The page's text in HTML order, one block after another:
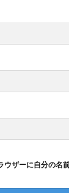
ザーに自分の名